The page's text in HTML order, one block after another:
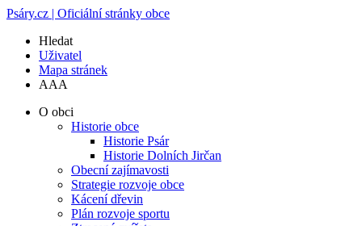
Psáry.cz | Oficiální stránky obce
Hledat
Uživatel
Mapa stránek
AAA
O obci
Historie obce
Historie Psár
Historie Dolních Jirčan
Obecní zajímavosti
Strategie rozvoje obce
Kácení dřevin
Plán rozvoje sportu